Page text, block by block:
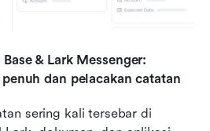
& Lark Messenger:
dan pelacakan catatan
sering kali tersebar di